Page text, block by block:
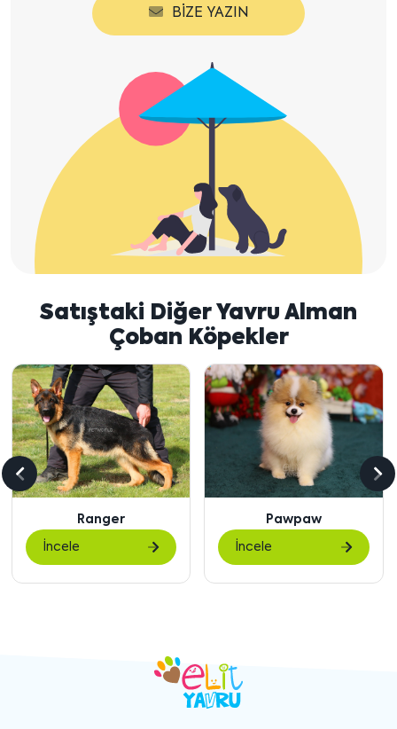
BIZE YAZIN
Satıştaki Diğer Yavru Alman
Çoban Köpekler
Pawpaw
İncele
Roxie
İncele
Önceki
göster